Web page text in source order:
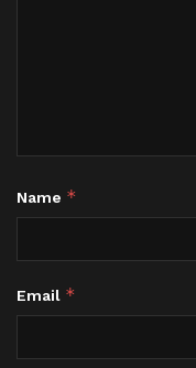
Name *
Email *